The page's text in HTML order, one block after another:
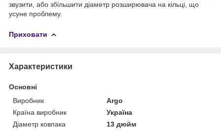
звузити, або збільшити діаметр розширювача на кільці, що
усуне проблему.
Приховати
Характеристики
Основні
Виробник
Argo
Країна виробник
Україна
Діаметр ковпака
13 дюйм